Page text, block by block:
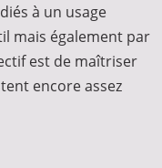
à un usage
mais également par
est de maîtriser
encore assez